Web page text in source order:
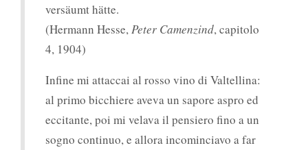
versäumt hätte.
(Hermann Hesse, Peter Camenzind, capitolo
4, 1904)
Infine mi attaccai al rosso vino di Valtellina:
al primo bicchiere aveva un sapore aspro ed
eccitante, poi mi velava il pensiero fino a un
sogno continuo, e allora incominciavo a far